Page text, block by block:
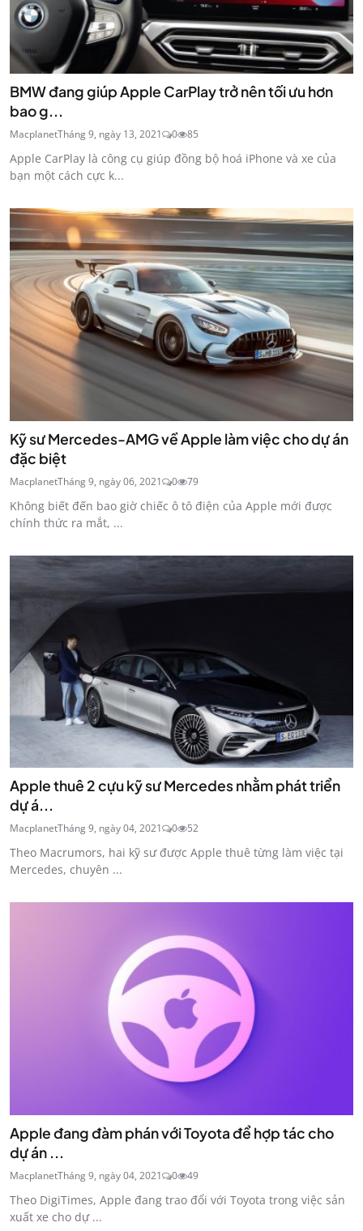
BMW đang giúp Apple CarPlay trở nên tối ưu hơn
bao g...
MacplanetTháng 9, ngày 13, 2021 0 85
Apple CarPlay là công cụ giúp đồng bộ hoá iPhone và xe của
bạn một cách cực k...
Kỹ sư Mercedes-AMG về Apple làm việc cho dự án
đặc biệt
MacplanetTháng 9, ngày 06, 2021 0 79
Không biết đến bao giờ chiếc ô tô điện của Apple mới được
chính thức ra mắt, ...
Apple thuê 2 cựu kỹ sư Mercedes nhằm phát triển
dự á...
MacplanetTháng 9, ngày 04, 2021 0 52
Theo Macrumors, hai kỹ sư được Apple thuê từng làm việc tại
Mercedes, chuyên ...
Apple đang đàm phán với Toyota để hợp tác cho
dự án ...
MacplanetTháng 9, ngày 04, 2021 0 49
Theo DigiTimes, Apple đang trao đổi với Toyota trong việc sản
xuất xe cho dự ...